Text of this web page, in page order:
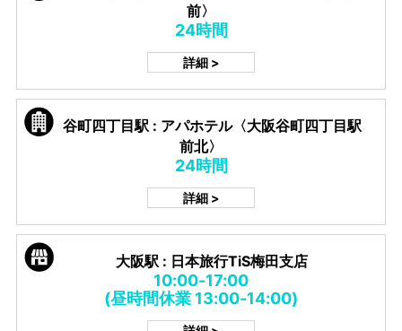
前〉
24時間
詳細 >
谷町四丁目駅 : アパホテル〈大阪谷町四丁目駅
前北〉
24時間
詳細 >
大阪駅 : 日本旅行TiS梅田支店
10:00-17:00
(昼時間休業 13:00-14:00)